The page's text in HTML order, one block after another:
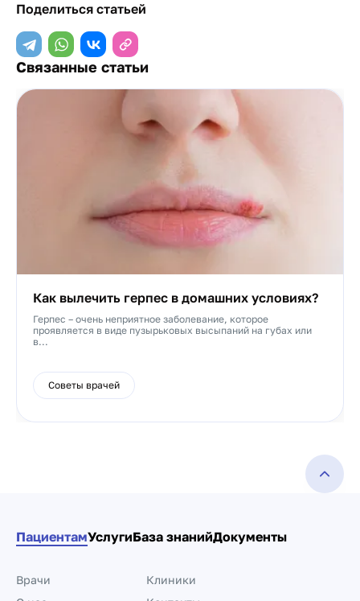
Поделиться статьей
Связанные статьи
Как вылечить герпес в домашних условиях?
Герпес – очень неприятное заболевание, которое
проявляется в виде пузырьковых высыпаний на губах или
в...
Советы врачей
ПациентамУслугиБаза знанийДокументы
Врачи
Клиники